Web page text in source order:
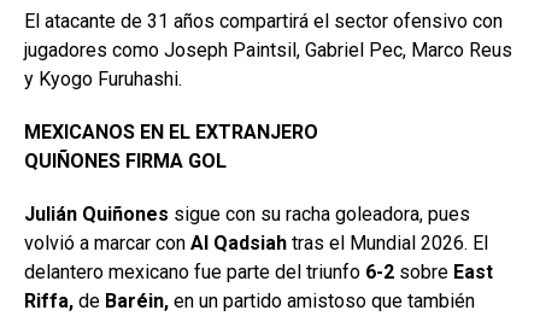
El atacante de 31 años compartirá el sector ofensivo con
jugadores como Joseph Paintsil, Gabriel Pec, Marco Reus
y Kyogo Furuhashi.
MEXICANOS EN EL EXTRANJERO
QUIÑONES FIRMA GOL
Julián Quiñones sigue con su racha goleadora, pues
volvió a marcar con Al Qadsiah tras el Mundial 2026. El
delantero mexicano fue parte del triunfo 6-2 sobre East
Riffa, de Baréin, en un partido amistoso que también